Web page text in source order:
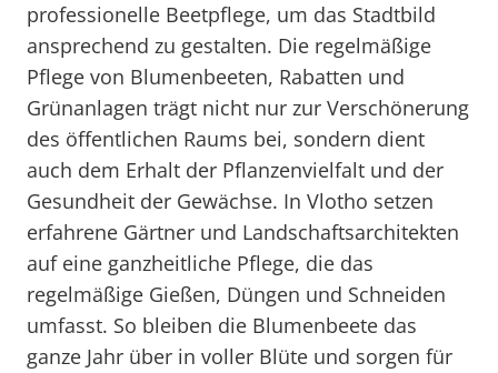
professionelle Beetpflege, um das Stadtbild
ansprechend zu gestalten. Die regelmäßige
Pflege von Blumenbeeten, Rabatten und
Grünanlagen trägt nicht nur zur Verschönerung
des öffentlichen Raums bei, sondern dient
auch dem Erhalt der Pflanzenvielfalt und der
Gesundheit der Gewächse. In Vlotho setzen
erfahrene Gärtner und Landschaftsarchitekten
auf eine ganzheitliche Pflege, die das
regelmäßige Gießen, Düngen und Schneiden
umfasst. So bleiben die Blumenbeete das
ganze Jahr über in voller Blüte und sorgen für